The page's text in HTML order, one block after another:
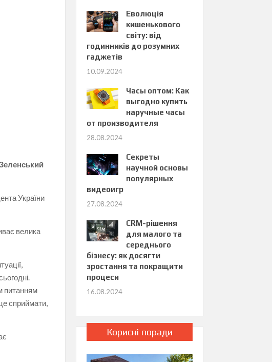
України
велика
питанням
сприймати,
Еволюція
кишенькового
світу: від
годинників до розумних
гаджетів
10.09.2024
Часы оптом: Как
выгодно купить
наручные часы
от производителя
28.08.2024
Секреты
научной основы
популярных
видеоигр
27.08.2024
CRM-рішення
для малого та
середнього
бізнесу: як досягти
зростання та покращити
процеси
16.08.2024
Корисні поради